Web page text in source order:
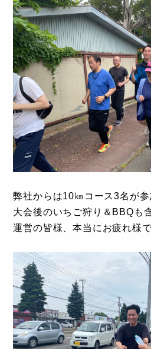
弊社からは10㎞コース3名が参
大会後のいちご狩り＆BBQも
運営の皆様、本当にお疲れ様